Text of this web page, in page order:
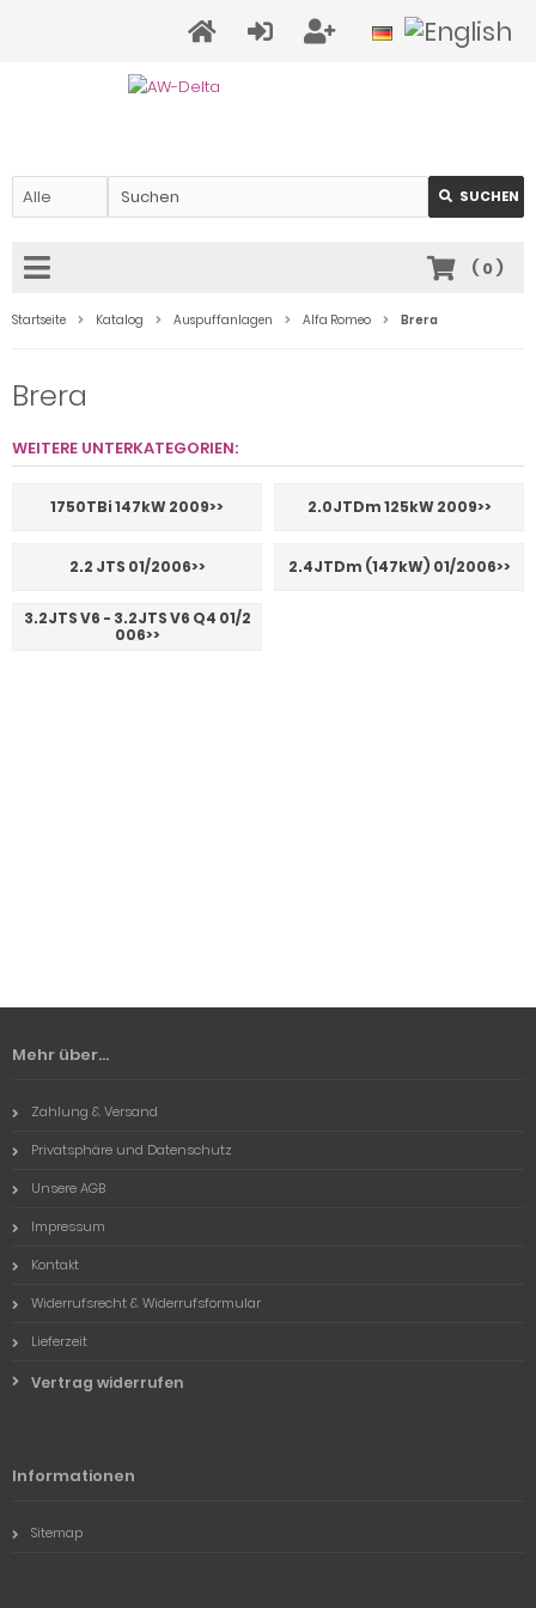
SUCHEN
( 0)
Startseite Katalog Auspuffanlagen Alfa Romeo Brera
Brera
WEITERE UNTERKATEGORIEN:
1750TBi 147kW 2009>> 2.0JTDm 125kW 2009>>
2.2 JTS 01/2006>> 2.4JTDm (147kW) 01/2006>>
3.2JTS V6 - 3.2JTS V6 Q4 01/2
006>>
Mehr über...
Zahlung & Versand
Privatsphäre und Datenschutz
Unsere AGB
Impressum
Kontakt
Widerrufsrecht & Widerrufsformular
Lieferzeit
Vertrag widerrufen
Informationen
Sitemap